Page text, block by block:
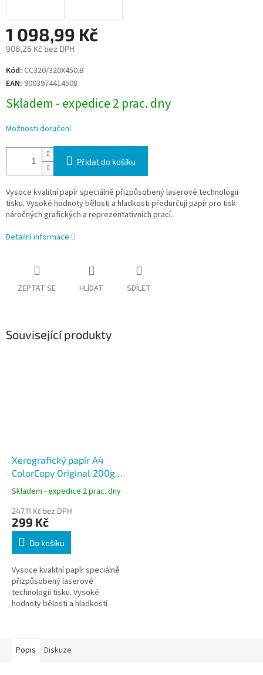
1 098,99 Kč
908,26 Kč bez DPH
Měrná
cena:
Kód: CC320/320X450.B
EAN: 9003974414508
Skladem - expedice 2 prac. dny
Možnosti doručení
Přidat do košíku
Vysoce kvalitní papír speciálně přizpůsobený laserové technologii
tisku. Vysoké hodnoty bělosti a hladkosti předurčují papír pro tisk
náročných grafických a reprezentativních prací.
Detailní informace
ZEPTAT SE HLÍDAT SDÍLET
Související produkty
Xerografický papír A4
ColorCopy Original 200g,
250 listů
Skladem - expedice 2 prac. dny
247,11 Kč bez DPH
299 Kč
Do košíku
Vysoce kvalitní papír speciálně
přizpůsobený laserové
technologii tisku. Vysoké
hodnoty bělosti a hladkosti
Popis
Diskuze